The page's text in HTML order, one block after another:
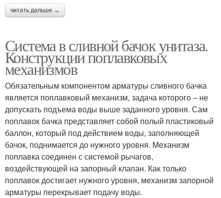
читать дальше →
Система в сливной бачок унитаза.
Конструкции поплавковых
механизмов
Обязательным компонентом арматуры сливного бачка
является поплавковый механизм, задача которого – не
допускать подъема воды выше заданного уровня. Сам
поплавок бачка представляет собой полый пластиковый
баллон, который под действием воды, заполняющей
бачок, поднимается до нужного уровня. Механизм
поплавка соединен с системой рычагов,
воздействующей на запорный клапан. Как только
поплавок достигает нужного уровня, механизм запорной
арматуры перекрывает подачу воды.